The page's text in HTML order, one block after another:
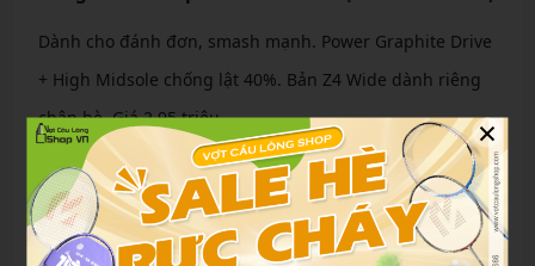
Dành cho đánh đơn, smash mạnh. Power Graphite Drive
+ High Midsole chống lật 40%. Bản Z4 Wide dành riêng
chân bè. Giá 2.95 triệu.
Dòng Yonex Comfort: Êm ái vượt trội cho chân bè
Đệm dày 18mm, Comfort Z4 Mid cắt cao bảo vệ cổ chân.
Lý tưởng người mới hoặc trên 45 tuổi. Giá 2.85 triệu.
×